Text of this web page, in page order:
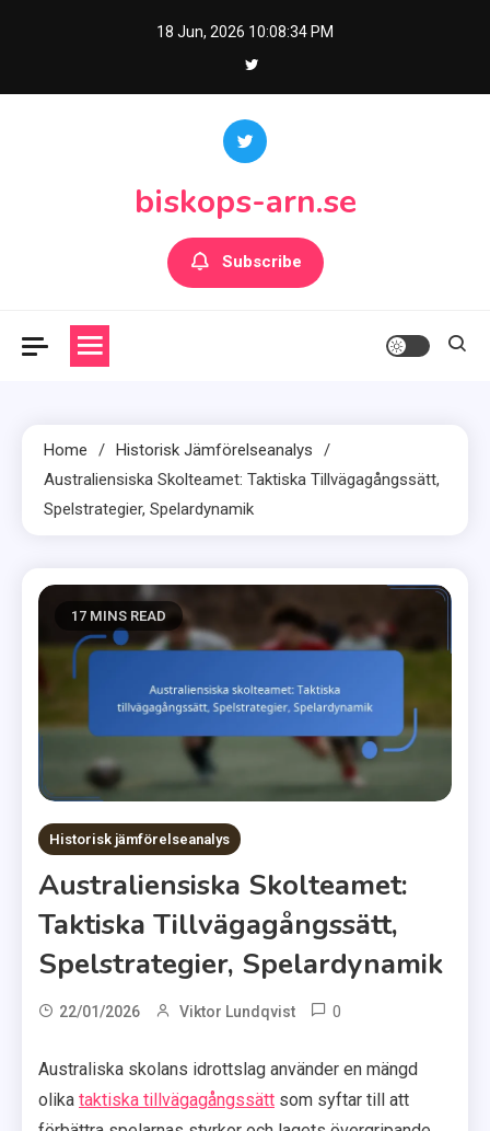
18 Jun, 2026 10:08:36 PM
biskops-arn.se
Subscribe
Home
Historisk Jämförelseanalys
Australiensiska Skolteamet: Taktiska Tillvägagångssätt,
Spelstrategier, Spelardynamik
17 MINS READ
Historisk jämförelseanalys
Australiensiska Skolteamet:
Taktiska Tillvägagångssätt,
Spelstrategier, Spelardynamik
22/01/2026 Viktor Lundqvist 0
Australiska skolans idrottslag använder en mängd
olika taktiska tillvägagångssätt som syftar till att